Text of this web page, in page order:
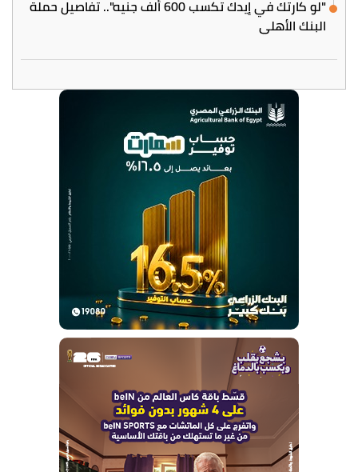
"لو كارتك في إيدك تكسب 600 ألف جنيه".. تفاصيل حملة
البنك الأهلي